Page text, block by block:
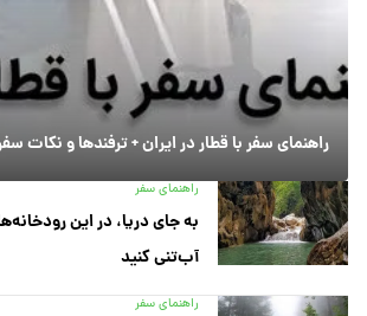
راهنمای سفر با قطار در ایران + ترفندها و نکات
راهنمای سفر
به جای دریا، در این
آب‌تنی کنید
راهنمای سفر